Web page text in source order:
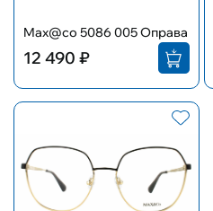
Max@co 5086 005 Оправа
12 490 ₽